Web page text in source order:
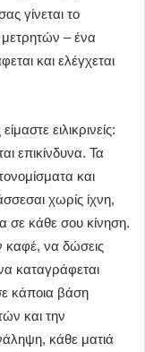
γίνεται το
– ένα
και ελέγχεται
ειλικρινείς:
επικίνδυνα. Τα
και
χωρίς ίχνη,
σε κάθε σου κίνηση.
καφέ, να δώσεις
καταγράφεται
κάποια βάση
και την
κάθε ματιά